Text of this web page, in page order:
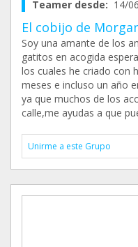
Teamer desde: 14/
El cobijo de
Soy una amante de los
gatitos en acogida
los cuales he criado con
meses e incluso un año
ya que muchos de los
calle,me ayudas a que
Unirme a este Grupo